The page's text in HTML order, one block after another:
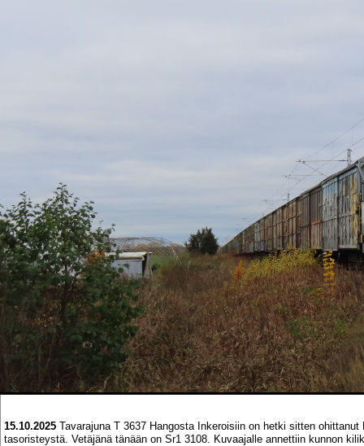
15.10.2025 Tavarajuna T 3637 Hangosta Inkeroisiin on hetki sitten
tasoristeystä. Vetäjänä tänään on Sr1 3108. Kuvaajalle annettiin kunnon